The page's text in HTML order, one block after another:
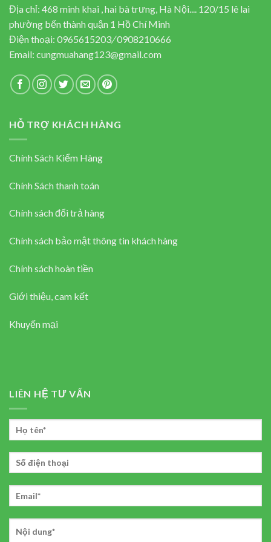
Địa chỉ: 468 minh khai , hai bà trưng, Hà Nội.... 120/15 lê lai
phường bến thành quận 1 Hồ Chí Minh
Điện thoại: 0965615203/0908210666
Email: cungmuahang123@gmail.com
HỖ TRỢ KHÁCH HÀNG
Chính Sách Kiểm Hàng
Chính Sách thanh toán
Chính sách đổi trả hàng
Chính sách bảo mật thông tin khách hàng
Chính sách hoàn tiền
Giới thiệu, cam kết
Khuyến mại
LIÊN HỆ TƯ VẤN